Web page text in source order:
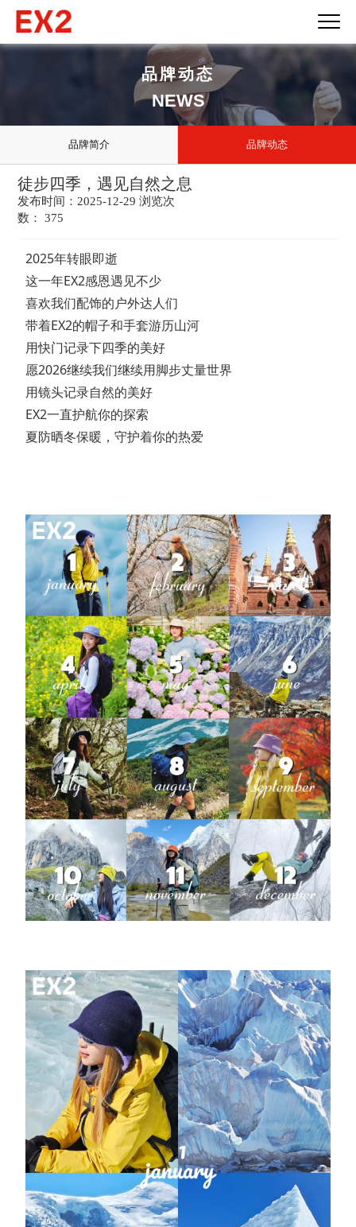
品牌动态
NEWS
品牌简介 品牌动态
徒步四季，遇见自然之息
发布时间：2025-12-29 浏览次
数： 375
2025年转眼即逝
这一年EX2感恩遇见不少
喜欢我们配饰的户外达人们
带着EX2的帽子和手套游历山河
用快门记录下四季的美好
愿2026继续我们继续用脚步丈量世界
用镜头记录自然的美好
EX2一直护航你的探索
夏防晒冬保暖，守护着你的热爱